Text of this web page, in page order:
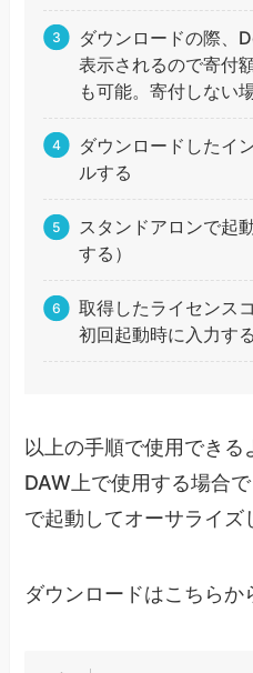
ダウンロードの際、
表示されるので寄付
も可能。寄付しない
ダウンロードしたイ
ルする
スタンドアロンで起
する）
取得したライセンス
初回起動時に入力する
以上の手順で使用できる
DAW上で使用する場合
で起動してオーサライズ
ダウンロードはこちら